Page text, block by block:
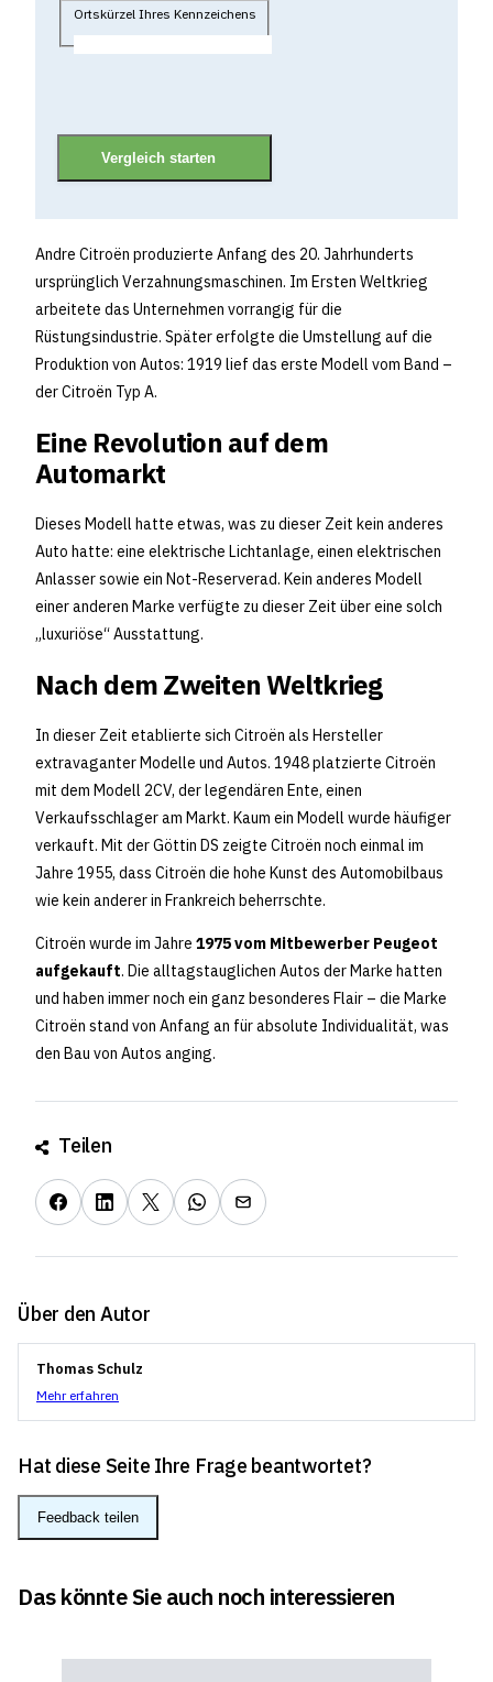
Ortskürzel Ihres Kennzeichens
Vergleich starten
Andre Citroën produzierte Anfang des 20. Jahrhunderts
ursprünglich Verzahnungsmaschinen. Im Ersten Weltkrieg
arbeitete das Unternehmen vorrangig für die
Rüstungsindustrie. Später erfolgte die Umstellung auf die
Produktion von Autos: 1919 lief das erste Modell vom Band –
der Citroën Typ A.
Eine Revolution auf dem
Automarkt
Dieses Modell hatte etwas, was zu dieser Zeit kein anderes
Auto hatte: eine elektrische Lichtanlage, einen elektrischen
Anlasser sowie ein Not-Reserverad. Kein anderes Modell
einer anderen Marke verfügte zu dieser Zeit über eine solch
„luxuriöse“ Ausstattung.
Nach dem Zweiten Weltkrieg
In dieser Zeit etablierte sich Citroën als Hersteller
extravaganter Modelle und Autos. 1948 platzierte Citroën
mit dem Modell 2CV, der legendären Ente, einen
Verkaufsschlager am Markt. Kaum ein Modell wurde häufiger
verkauft. Mit der Göttin DS zeigte Citroën noch einmal im
Jahre 1955, dass Citroën die hohe Kunst des Automobilbaus
wie kein anderer in Frankreich beherrschte.
Citroën wurde im Jahre 1975 vom Mitbewerber Peugeot
aufgekauft. Die alltagstauglichen Autos der Marke hatten
und haben immer noch ein ganz besonderes Flair – die Marke
Citroën stand von Anfang an für absolute Individualität, was
den Bau von Autos anging.
Teilen
Über den Autor
Thomas Schulz
Mehr erfahren
Hat diese Seite Ihre Frage beantwortet?
Feedback teilen
Das könnte Sie auch noch interessieren